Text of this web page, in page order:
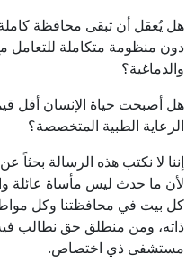
هل يُعقل أن تبقى محافظة
دون منظومة متكاملة للتعامل
والدماغية؟
هل أصبحت حياة الإنسان أقل
الرعاية الطبية المتخصصة؟
إننا لا نكتب هذه الرسالة بحثاً
لأن ما حدث ليس مأساة عائلة
كل بيت في محافظتنا وكل
ذاته، ومن منطلق حق نطالب فيه
مستشفى ذي اختصاص.